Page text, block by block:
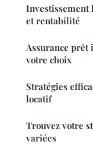
Investissement
et rentabilité
Assurance
votre choix
Stratégies
locatif
Trouvez votre
variées